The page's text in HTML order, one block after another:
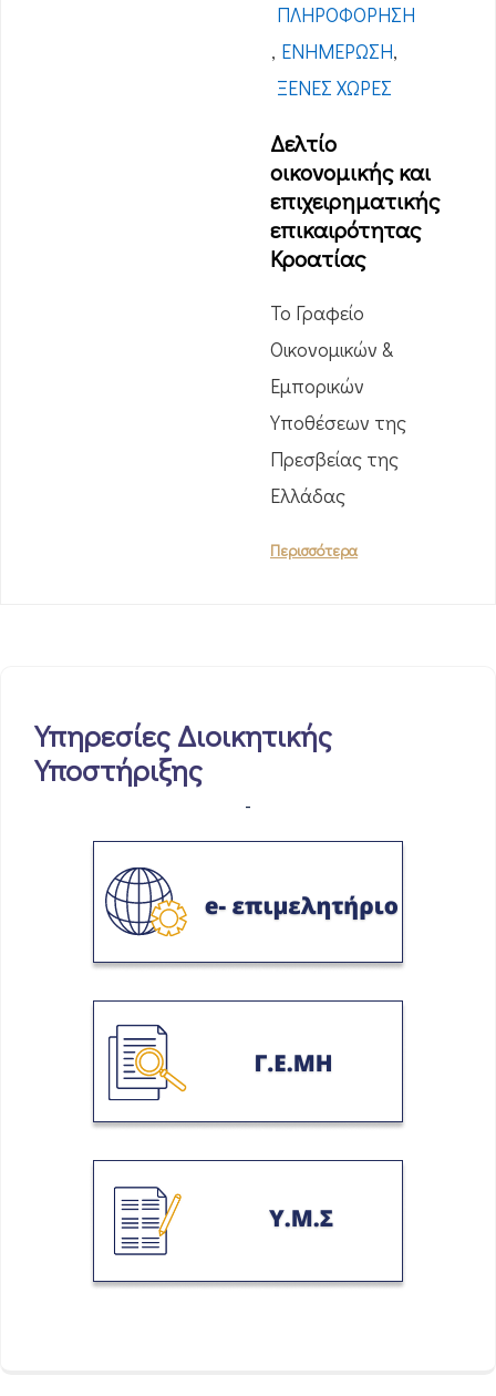
ΠΛΗΡΟΦΌΡΗΣΗ
, ΕΝΗΜΈΡΩΣΗ,
ΞΈΝΕΣ ΧΏΡΕΣ
Δελτίο
οικονομικής και
επιχειρηματικής
επικαιρότητας
Κροατίας
Το Γραφείο
Οικονομικών &
Εμπορικών
Υποθέσεων της
Πρεσβείας της
Ελλάδας
Περισσότερα
Υπηρεσίες Διοικητικής
Υποστήριξης
-